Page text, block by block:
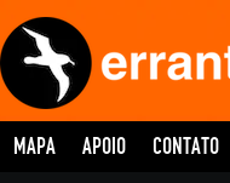
MAPA APOIO CONTATO